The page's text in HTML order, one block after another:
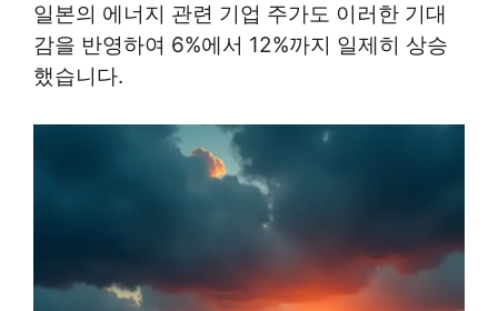
일본의 에너지 관련 기업 주가도 이러한 기대
감을 반영하여 6%에서 12%까지 일제히 상승
했습니다.